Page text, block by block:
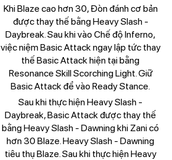
Khi Blaze cao hơn 30, Đòn đánh cơ bản
được thay thế bằng Heavy Slash -
Daybreak. Sau khi vào Chế độ Inferno,
việc niệm Basic Attack ngay lập tức thay
thế Basic Attack hiện tại bằng
Resonance Skill Scorching Light. Giữ
Basic Attack để vào Ready Stance.
Sau khi thực hiện Heavy Slash -
Daybreak, Basic Attack được thay thế
bằng Heavy Slash - Dawning khi Zani có
hơn 30 Blaze. Heavy Slash - Dawning
tiêu thụ Blaze. Sau khi thực hiện Heavy